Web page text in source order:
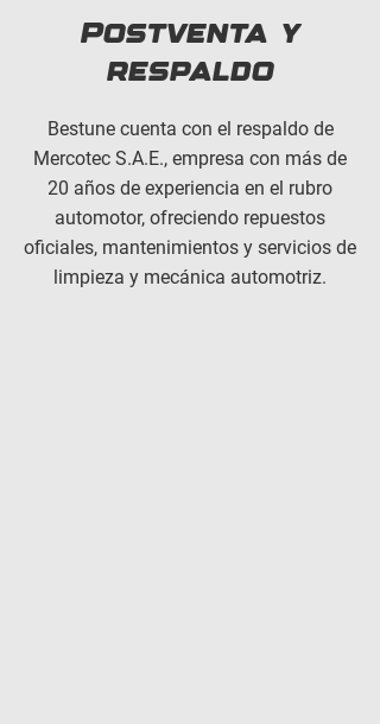
Postventa y
respaldo
Bestune cuenta con el respaldo de
Mercotec S.A.E., empresa con más de
20 años de experiencia en el rubro
automotor, ofreciendo repuestos
oficiales, mantenimientos y servicios de
limpieza y mecánica automotriz.